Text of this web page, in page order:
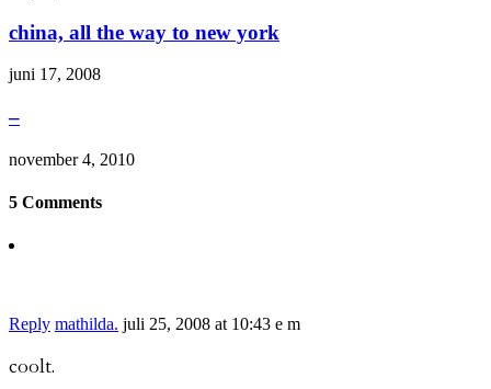
china, all the way to new york
juni 17, 2008
–
november 4, 2010
5 Comments
Reply mathilda. juli 25, 2008 at 10:43 e m
coolt.